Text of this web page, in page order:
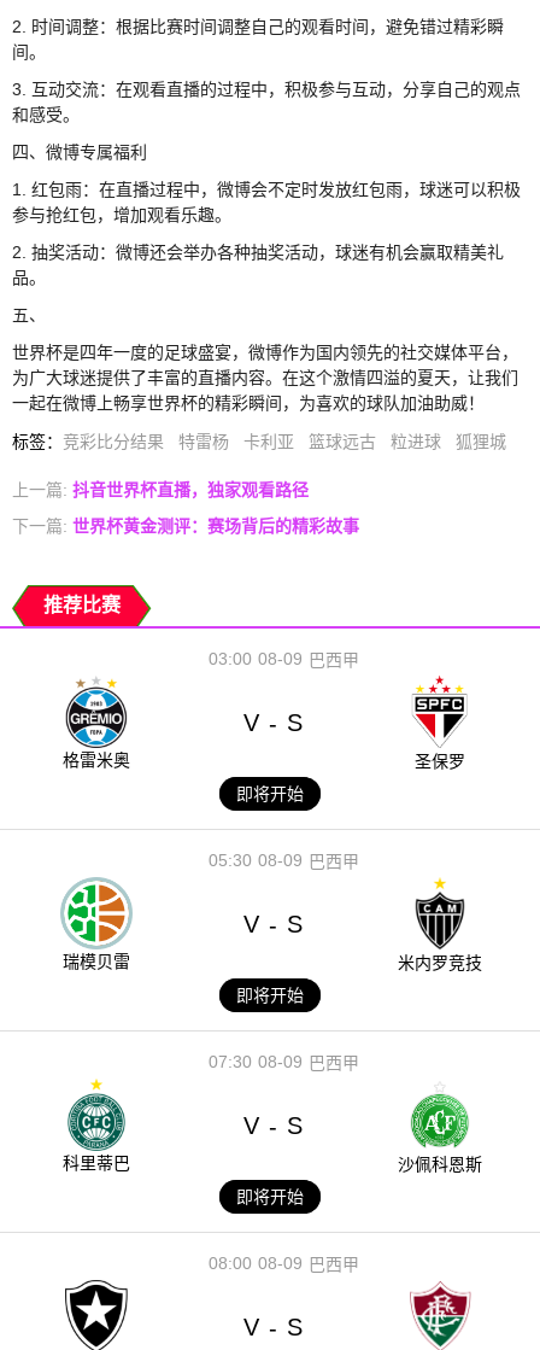
2. 时间调整：根据比赛时间调整自己的观看时间，避免错过精彩瞬
间。
3. 互动交流：在观看直播的过程中，积极参与互动，分享自己的观点
和感受。
四、微博专属福利
1. 红包雨：在直播过程中，微博会不定时发放红包雨，球迷可以积极
参与抢红包，增加观看乐趣。
2. 抽奖活动：微博还会举办各种抽奖活动，球迷有机会赢取精美礼
品。
五、
世界杯是四年一度的足球盛宴，微博作为国内领先的社交媒体平台，
为广大球迷提供了丰富的直播内容。在这个激情四溢的夏天，让我们
一起在微博上畅享世界杯的精彩瞬间，为喜欢的球队加油助威！
标签： 竞彩比分结果 特雷杨 卡利亚 篮球远古 粒进球 狐狸城
上一篇: 抖音世界杯直播，独家观看路径
下一篇: 世界杯黄金测评：赛场背后的精彩故事
推荐比赛
08-09
03:00 巴西甲
格雷米奥
V - S
圣保罗
即将开始
08-09
05:30 巴西甲
瑞模贝雷
V - S
米内罗竞技
即将开始
08-09
07:30 巴西甲
科里蒂巴
V - S
沙佩科恩斯
即将开始
08-09
08:00 巴西甲
V - S